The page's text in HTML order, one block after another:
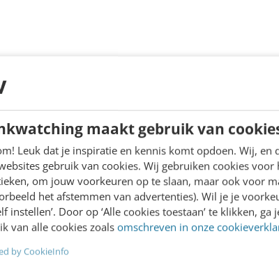
maakt gebruik van
Leuk dat je inspiratie en kennis komt opdoen. Wij, en
gebruik van cookies. Wij gebruiken cookies
om jouw voorkeuren op te slaan, maar ook voor
het afstemmen van advertenties). Wil je je
instellen’. Door op ‘Alle cookies toestaan’ te klikken,
van alle cookies zoalsomschreven in onze
by CookieInfo